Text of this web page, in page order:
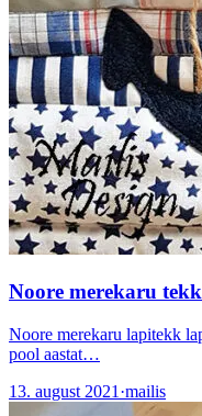
Noore merekaru tekk
Noore merekaru lapitekk
pool aastat…
13. august 2021 ·mailis